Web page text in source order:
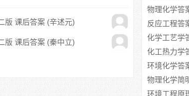
版 课后答案 (辛述元)
版 课后答案 (秦中立)
物理化学答
反应工程答
化学工艺学
化工热力学
环境化学答
物理化学简
环境工程原